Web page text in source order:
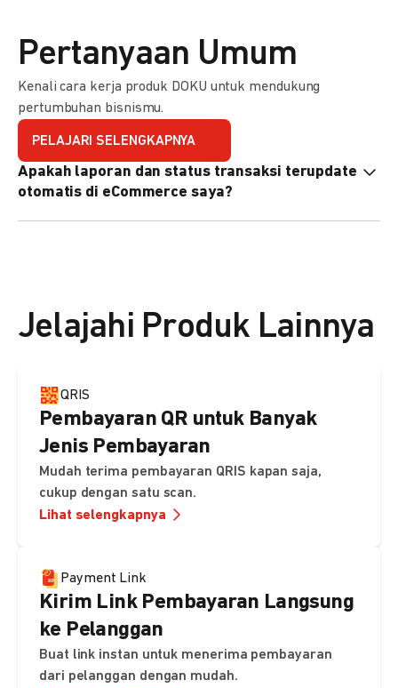
Pertanyaan Umum
Kenali cara kerja produk DOKU untuk mendukung
pertumbuhan bisnismu.
PELAJARI SELENGKAPNYA
Apakah laporan dan status transaksi terupdate
otomatis di eCommerce saya?
Jelajahi Produk Lainnya
QRIS
Pembayaran QR untuk Banyak
Jenis Pembayaran
Mudah terima pembayaran QRIS kapan saja,
cukup dengan satu scan.
Lihat selengkapnya
Payment Link
Kirim Link Pembayaran Langsung
ke Pelanggan
Buat link instan untuk menerima pembayaran
dari pelanggan dengan mudah.